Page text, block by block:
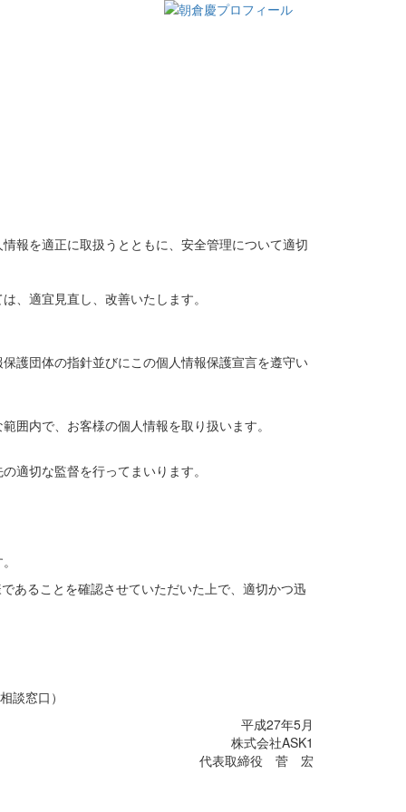
報を適正に取扱うとともに、安全管理について適切
、適宜見直し、改善いたします。
護団体の指針並びにこの個人情報保護宣言を遵守い
囲内で、お客様の個人情報を取り扱います。
適切な監督を行ってまいります。
あることを確認させていただいた上で、適切かつ迅
談窓口）
平成27年5月
株式会社ASK1
代表取締役 菅 宏